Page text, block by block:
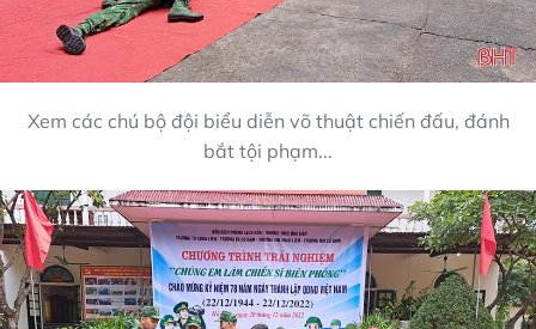
Xem các chú bộ đội biểu diễn võ thuật chiến đấu, đánh
bắt tội phạm...